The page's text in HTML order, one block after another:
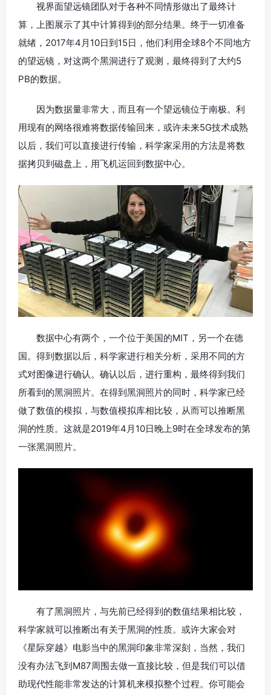
视界面望远镜团队对于各种不同情形做出了最终计
算，上图展示了其中计算得到的部分结果。终于一切准备
就绪，2017年4月10日到15日，他们利用全球8个不同地方
的望远镜，对这两个黑洞进行了观测，最终得到了大约5
PB的数据。
因为数据量非常大，而且有一个望远镜位于南极。利
用现有的网络很难将数据传输回来，或许未来5G技术成熟
以后，我们可以直接进行传输，科学家采用的方法是将数
据拷贝到磁盘上，用飞机运回到数据中心。
数据中心有两个，一个位于美国的MIT，另一个在德
国。得到数据以后，科学家进行相关分析，采用不同的方
式对图像进行确认。确认以后，进行重构，最终得到我们
所看到的黑洞照片。在得到黑洞照片的同时，科学家已经
做了数值的模拟，与数值模拟库相比较，从而可以推断黑
洞的性质。这就是2019年4月10日晚上9时在全球发布的第
一张黑洞照片。
有了黑洞照片，与先前已经得到的数值结果相比较，
科学家就可以推断出有关于黑洞的性质。或许大家会对
《星际穿越》电影当中的黑洞印象非常深刻，当然，我们
没有办法飞到M87周围去做一直接比较，但是我们可以借
助现代性能非常发达的计算机来模拟整个过程。你可能会